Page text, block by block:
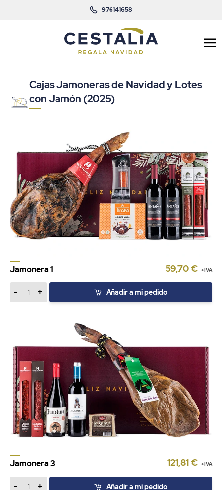
976141658
Cajas Jamoneras de Navidad y Lotes
con Jamón (2025)
Jamonera 1 59,70 € +IVA
- + Añadir a mi pedido
Jamonera 3 121,81 € +IVA
- + Añadir a mi pedido